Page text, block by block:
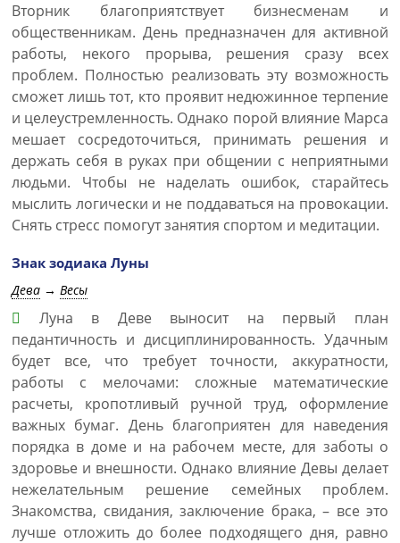
Вторник благоприятствует бизнесменам и
общественникам. День предназначен для активной
работы, некого прорыва, решения сразу всех
проблем. Полностью реализовать эту возможность
сможет лишь тот, кто проявит недюжинное терпение
и целеустремленность. Однако порой влияние Марса
мешает сосредоточиться, принимать решения и
держать себя в руках при общении с неприятными
людьми. Чтобы не наделать ошибок, старайтесь
мыслить логически и не поддаваться на провокации.
Снять стресс помогут занятия спортом и медитации.
Знак зодиака Луны
Дева → Весы
Луна в Деве выносит на первый план
педантичность и дисциплинированность. Удачным
будет все, что требует точности, аккуратности,
работы с мелочами: сложные математические
расчеты, кропотливый ручной труд, оформление
важных бумаг. День благоприятен для наведения
порядка в доме и на рабочем месте, для заботы о
здоровье и внешности. Однако влияние Девы делает
нежелательным решение семейных проблем.
Знакомства, свидания, заключение брака, – все это
лучше отложить до более подходящего дня, равно